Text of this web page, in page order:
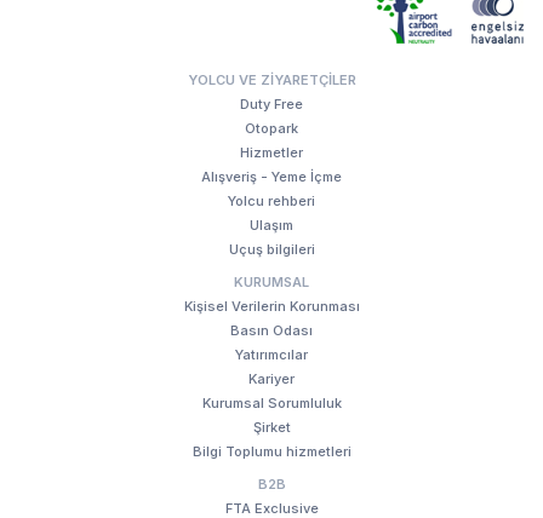
YOLCU VE ZIYARETÇILER
Duty Free
Otopark
Hizmetler
Alışveriş - Yeme İçme
Yolcu rehberi
Ulaşım
Uçuş bilgileri
KURUMSAL
Kişisel Verilerin Korunması
Basın Odası
Yatırımcılar
Kariyer
Kurumsal Sorumluluk
Şirket
Bilgi Toplumu hizmetleri
B2B
FTA Exclusive